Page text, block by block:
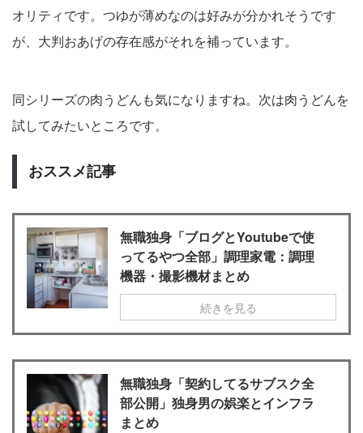
オリティです。つゆが薄めなのは好みが分かれそうです
が、大判おあげの存在感がそれを補っています。
同シリーズの肉うどんも気になりますね。次は肉うどんを
試してみたいところです。
おススメ記事
無職独身「ブログとYoutubeで使
ってるやつ全部」調理家電：調理
機器・撮影機材まとめ
続きを見る
無職独身「契約してるサブスク全
部公開」独身男の娯楽とインフラ
まとめ